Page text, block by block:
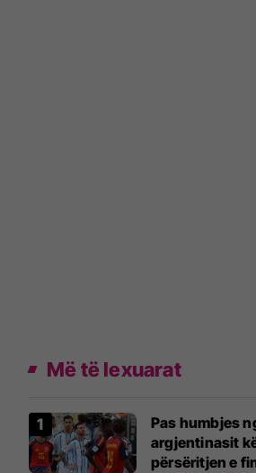
Më të lexuarat
Pas humbjes
argjentinasit
përsëritjen e